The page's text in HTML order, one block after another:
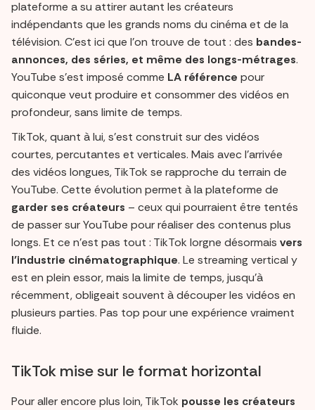
plateforme a su attirer autant les créateurs
indépendants que les grands noms du cinéma et de la
télévision. C'est ici que l’on trouve de tout : des bandes-
annonces, des séries, et même des longs-métrages.
YouTube s’est imposé comme LA référence pour
quiconque veut produire et consommer des vidéos en
profondeur, sans limite de temps.
TikTok, quant à lui, s’est construit sur des vidéos
courtes, percutantes et verticales. Mais avec l’arrivée
des vidéos longues, TikTok se rapproche du terrain de
YouTube. Cette évolution permet à la plateforme de
garder ses créateurs – ceux qui pourraient être tentés
de passer sur YouTube pour réaliser des contenus plus
longs. Et ce n’est pas tout : TikTok lorgne désormais vers
l’industrie cinématographique. Le streaming vertical y
est en plein essor, mais la limite de temps, jusqu'à
récemment, obligeait souvent à découper les vidéos en
plusieurs parties. Pas top pour une expérience vraiment
fluide.
TikTok mise sur le format horizontal
Pour aller encore plus loin, TikTok pousse les créateurs